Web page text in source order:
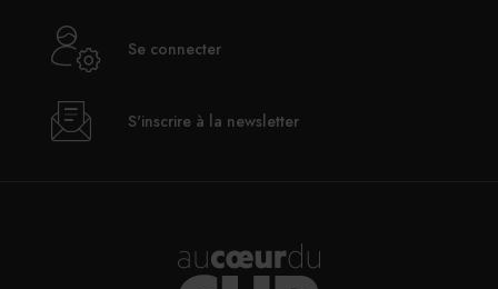
Se connecter
S'inscrire à la newsletter